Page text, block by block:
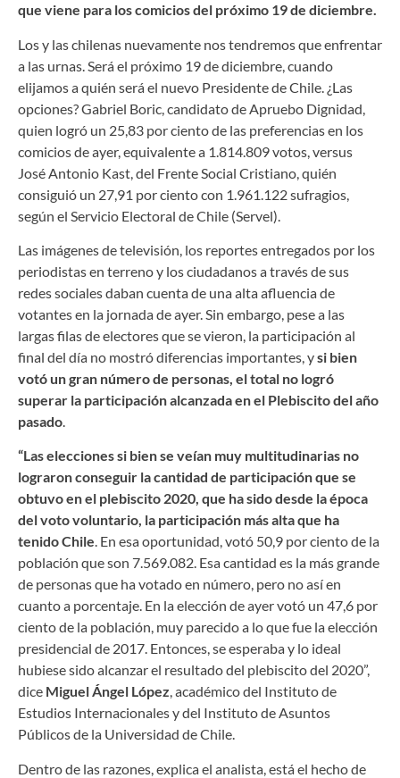
que viene para los comicios del próximo 19 de diciembre.
Los y las chilenas nuevamente nos tendremos que enfrentar
a las urnas. Será el próximo 19 de diciembre, cuando
elijamos a quién será el nuevo Presidente de Chile. ¿Las
opciones? Gabriel Boric, candidato de Apruebo Dignidad,
quien logró un 25,83 por ciento de las preferencias en los
comicios de ayer, equivalente a 1.814.809 votos, versus
José Antonio Kast, del Frente Social Cristiano, quién
consiguió un 27,91 por ciento con 1.961.122 sufragios,
según el Servicio Electoral de Chile (Servel).
Las imágenes de televisión, los reportes entregados por los
periodistas en terreno y los ciudadanos a través de sus
redes sociales daban cuenta de una alta afluencia de
votantes en la jornada de ayer. Sin embargo, pese a las
largas filas de electores que se vieron, la participación al
final del día no mostró diferencias importantes, ysi bien
votó un gran número de personas, el total no logró
superar la participación alcanzada en el Plebiscito del año
pasado.
“Las elecciones si bien se veían muy multitudinarias no
lograron conseguir la cantidad de participación que se
obtuvo en el plebiscito 2020, que ha sido desde la época
del voto voluntario, la participación más alta que ha
tenido Chile. En esa oportunidad, votó 50,9 por ciento de la
población que son 7.569.082. Esa cantidad es la más grande
de personas que ha votado en número, pero no así en
cuanto a porcentaje. En la elección de ayer votó un 47,6 por
ciento de la población, muy parecido a lo que fue la elección
presidencial de 2017. Entonces, se esperaba y lo ideal
hubiese sido alcanzar el resultado del plebiscito del 2020”,
dice Miguel Ángel López, académico del Instituto de
Estudios Internacionales y del Instituto de Asuntos
Públicos de la Universidad de Chile.
Dentro de las razones, explica el analista, está el hecho de